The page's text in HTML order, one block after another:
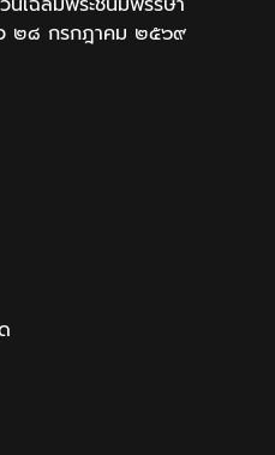
ว ๒๘ กรกฎาคม ๒๕๖๙